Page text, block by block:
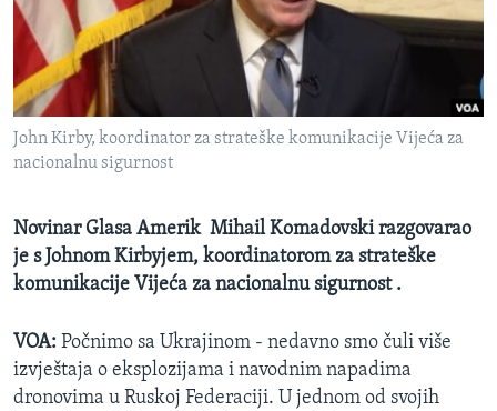
MAGAZIN
O GLASU AMERIKE
Learning English
Jezici
John Kirby, koordinator za strateške komunikacije Vijeća za
nacionalnu sigurnost
Novinar Glasa Amerik Mihail Komadovski razgovarao
je s Johnom Kirbyjem, koordinatorom za strateške
komunikacije Vijeća za nacionalnu sigurnost .
VOA: Počnimo sa Ukrajinom - nedavno smo čuli više
izvještaja o eksplozijama i navodnim napadima
dronovima u Ruskoj Federaciji. U jednom od svojih